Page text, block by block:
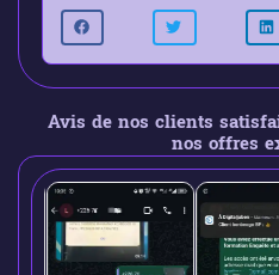
Avis de nos clients
nos offres